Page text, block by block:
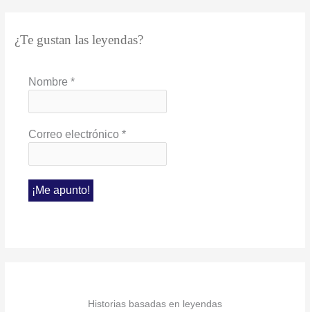
¿Te gustan las leyendas?
Nombre*
Correo electrónico*
Historias basadas en leyendas